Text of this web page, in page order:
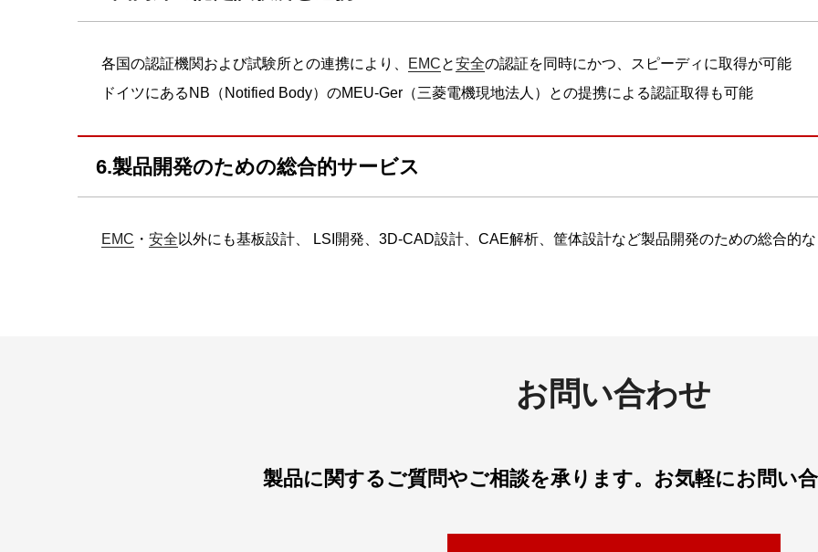
各国の認証機関および試験所との連携により、 EMCと安全の認証を同時にかつ、スピーディに取得が可能
ドイツにあるNB（Notified Body）のMEU-Ger（三菱電機現地法人）との提携による認証取得も可能
6.製品開発のための総合的サービス
EMC ・ 安全以外にも基板設計、 LSI開発、3D-CAD設計、CAE解析、筐体設計など製品開発のための総合的
お問い合わせ
製品に関するご質問やご相談を承ります。 お気軽にお問い